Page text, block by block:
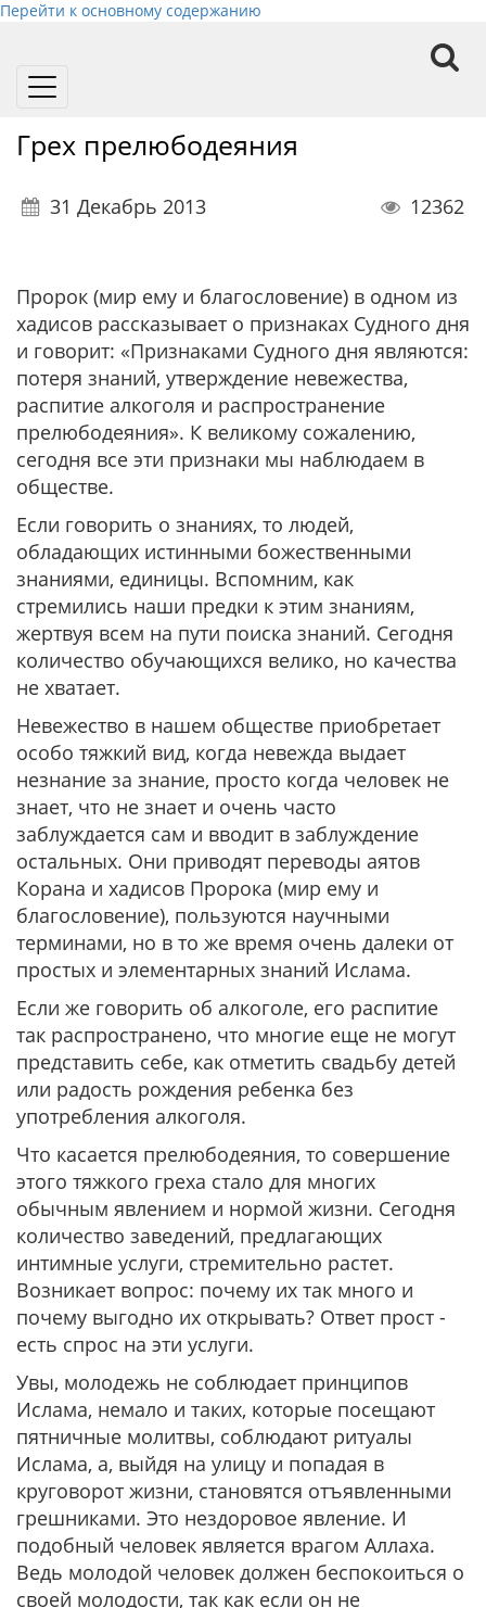
Перейти к основному содержанию
Toggle
Грех прелюбодеяния
31 Декабрь 2013 12362
Пророк (мир ему и благословение) в одном из
хадисов рассказывает о признаках Судного дня
и говорит: «Признаками Судного дня являются:
потеря знаний, утверждение невежества,
распитие алкоголя и распространение
прелюбодеяния». К великому сожалению,
сегодня все эти признаки мы наблюдаем в
обществе.
Если говорить о знаниях, то людей,
обладающих истинными божественными
знаниями, единицы. Вспомним, как
стремились наши предки к этим знаниям,
жертвуя всем на пути поиска знаний. Сегодня
количество обучающихся велико, но качества
не хватает.
Невежество в нашем обществе приобретает
особо тяжкий вид, когда невежда выдает
незнание за знание, просто когда человек не
знает, что не знает и очень часто
заблуждается сам и вводит в заблуждение
остальных. Они приводят переводы аятов
Корана и хадисов Пророка (мир ему и
благословение), пользуются научными
терминами, но в то же время очень далеки от
простых и элементарных знаний Ислама.
Если же говорить об алкоголе, его распитие
так распространено, что многие еще не могут
представить себе, как отметить свадьбу детей
или радость рождения ребенка без
употребления алкоголя.
Что касается прелюбодеяния, то совершение
этого тяжкого греха стало для многих
обычным явлением и нормой жизни. Сегодня
количество заведений, предлагающих
интимные услуги, стремительно растет.
Возникает вопрос: почему их так много и
почему выгодно их открывать? Ответ прост -
есть спрос на эти услуги.
Увы, молодежь не соблюдает принципов
Ислама, немало и таких, которые посещают
пятничные молитвы, соблюдают ритуалы
Ислама, а, выйдя на улицу и попадая в
круговорот жизни, становятся отъявленными
грешниками. Это нездоровое явление. И
подобный человек является врагом Аллаха.
Ведь молодой человек должен беспокоиться о
своей молодости, так как если он не